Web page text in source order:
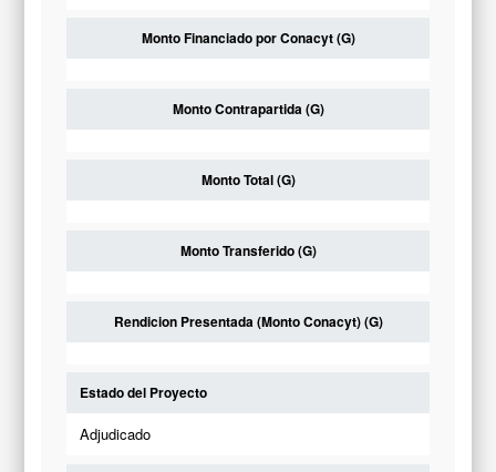
Monto Financiado por Conacyt (G)
Monto Contrapartida (G)
Monto Total (G)
Monto Transferido (G)
Rendicion Presentada (Monto Conacyt) (G)
Estado del Proyecto
Adjudicado